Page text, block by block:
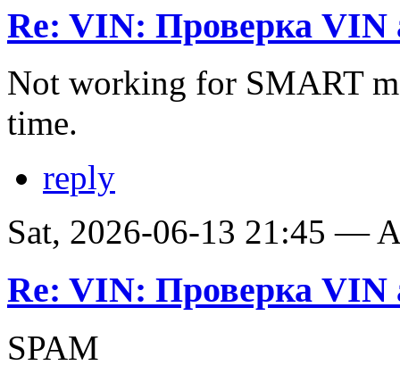
Re: VIN: Проверка VIN
Not working for SMART
time.
reply
Sat, 2026-06-13 21:45 —
Re: VIN: Проверка VIN
SPAM